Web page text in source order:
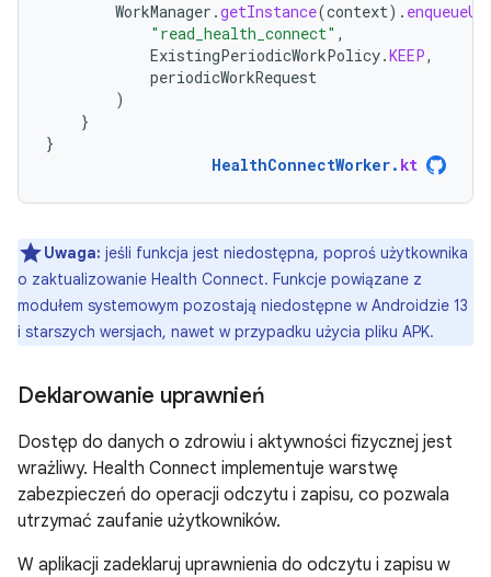
WorkManager .getInstance(context).
"read_health_connect" ,
ExistingPeriodicWorkPolicy.KEEP,
periodicWorkRequest
)
}
}
HealthConnectWorker. kt
Uwaga: jeśli funkcja jest niedostępna, poproś użytkownika
o zaktualizowanie Health Connect. Funkcje powiązane z
modułem systemowym pozostają niedostępne w Androidzie 13
i starszych wersjach, nawet w przypadku użycia pliku APK.
Deklarowanie uprawnień
Dostęp do danych o zdrowiu i aktywności fizycznej jest
wrażliwy. Health Connect implementuje warstwę
zabezpieczeń do operacji odczytu i zapisu, co pozwala
utrzymać zaufanie użytkowników.
W aplikacji zadeklaruj uprawnienia do odczytu i zapisu w